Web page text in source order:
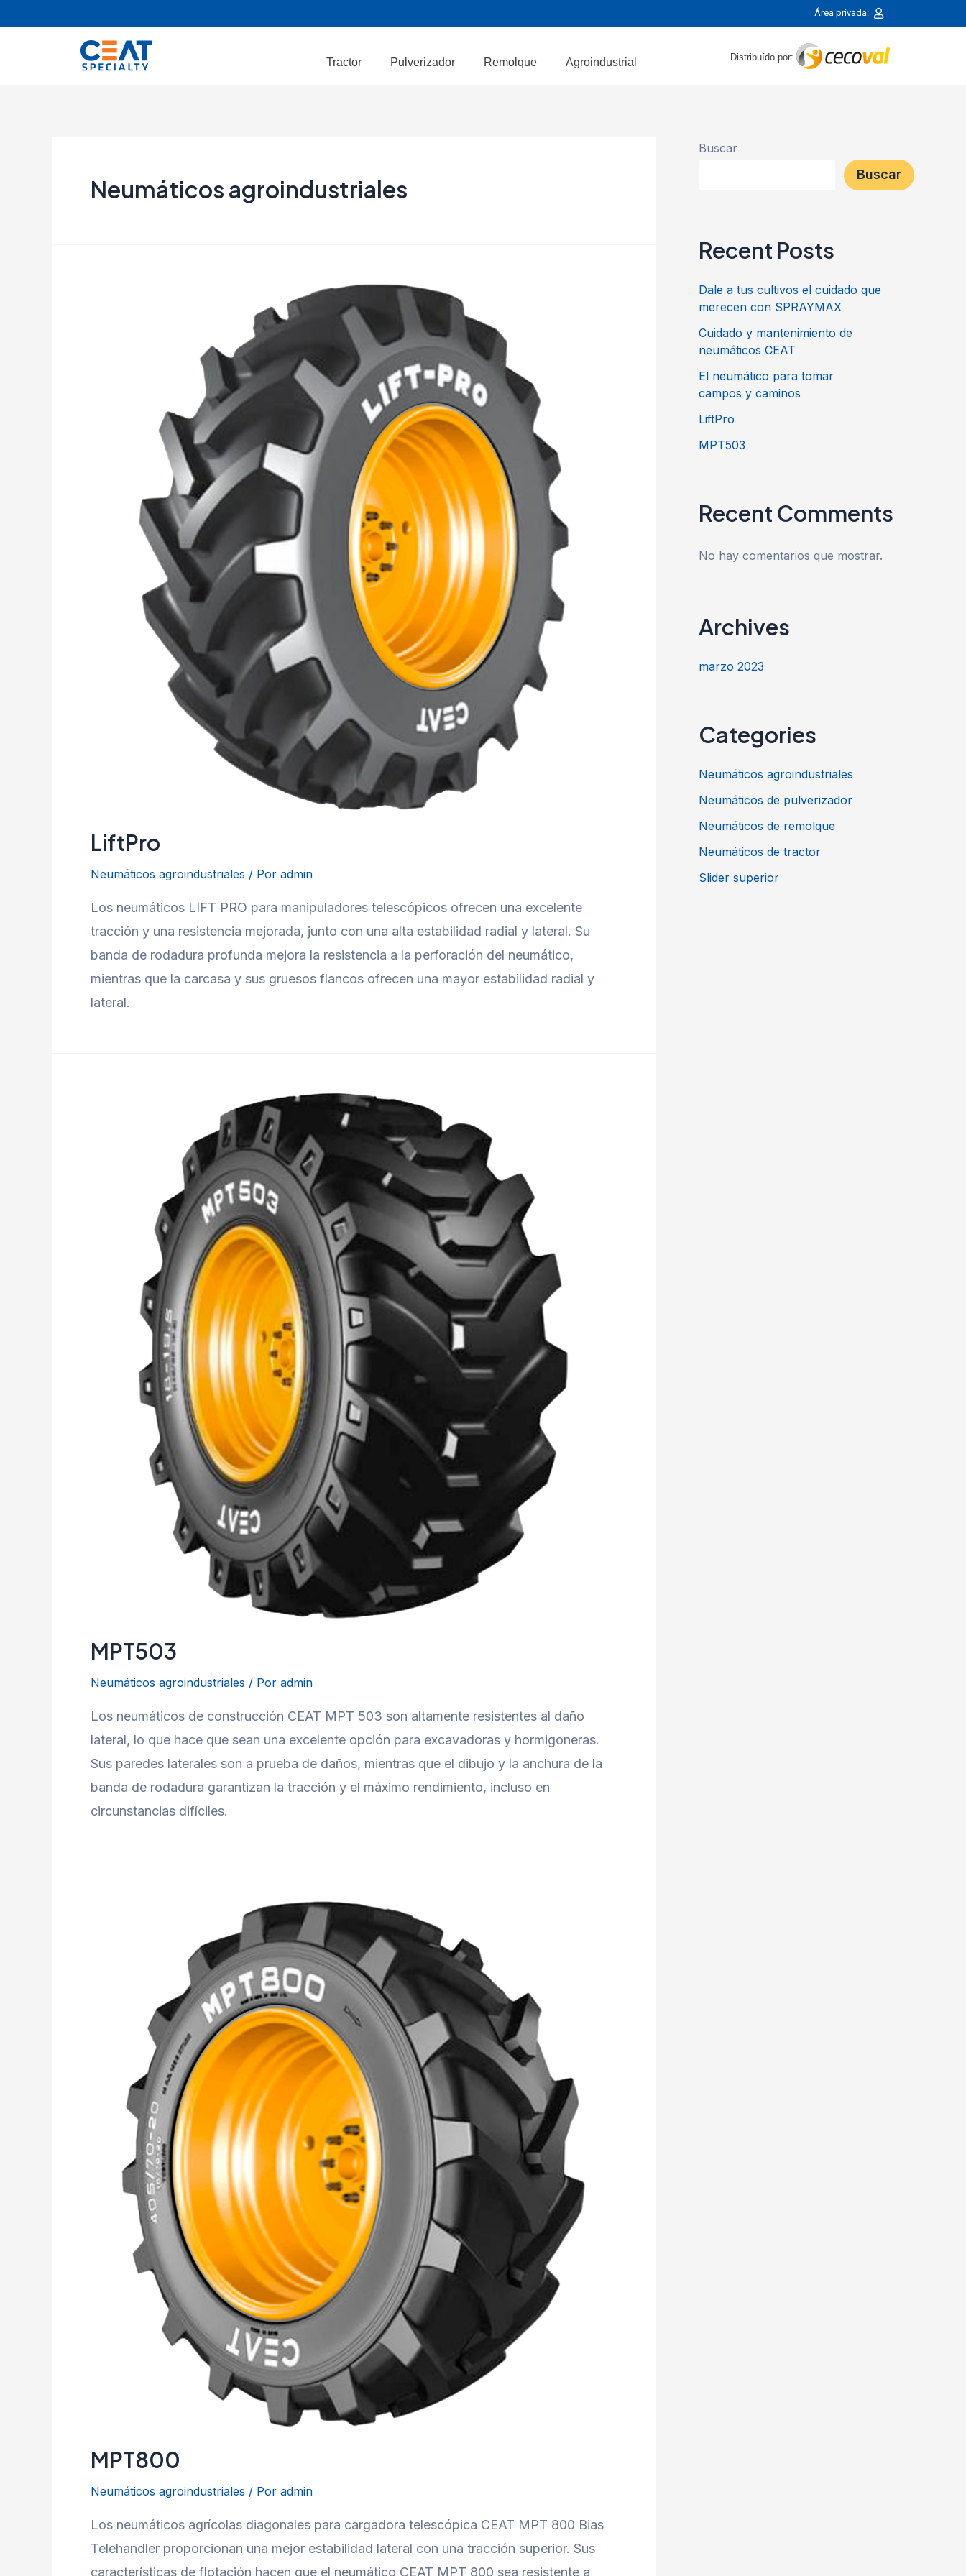
Área privada:
Tractor Pulverizador Remolque Agroindustrial Distribuído por:
Neumáticos agroindustriales
LiftPro
Neumáticos agroindustriales / Por admin
Los neumáticos LIFT PRO para manipuladores telescópicos ofrecen una excelente
tracción y una resistencia mejorada, junto con una alta estabilidad radial y lateral. Su
banda de rodadura profunda mejora la resistencia a la perforación del neumático,
mientras que la carcasa y sus gruesos flancos ofrecen una mayor estabilidad radial y
lateral.
MPT503
Neumáticos agroindustriales / Por admin
Los neumáticos de construcción CEAT MPT 503 son altamente resistentes al daño
lateral, lo que hace que sean una excelente opción para excavadoras y hormigoneras.
Sus paredes laterales son a prueba de daños, mientras que el dibujo y la anchura de la
banda de rodadura garantizan la tracción y el máximo rendimiento, incluso en
circunstancias difíciles.
MPT800
Neumáticos agroindustriales / Por admin
Los neumáticos agrícolas diagonales para cargadora telescópica CEAT MPT 800 Bias
Telehandler proporcionan una mejor estabilidad lateral con una tracción superior. Sus
características de flotación hacen que el neumático CEAT MPT 800 sea resistente a
Buscar
Buscar
Recent Posts
Dale a tus cultivos el cuidado que
merecen con SPRAYMAX
Cuidado y mantenimiento de
neumáticos CEAT
El neumático para tomar
campos y caminos
LiftPro
MPT503
Recent Comments
No hay comentarios que mostrar.
Archives
marzo 2023
Categories
Neumáticos agroindustriales
Neumáticos de pulverizador
Neumáticos de remolque
Neumáticos de tractor
Slider superior